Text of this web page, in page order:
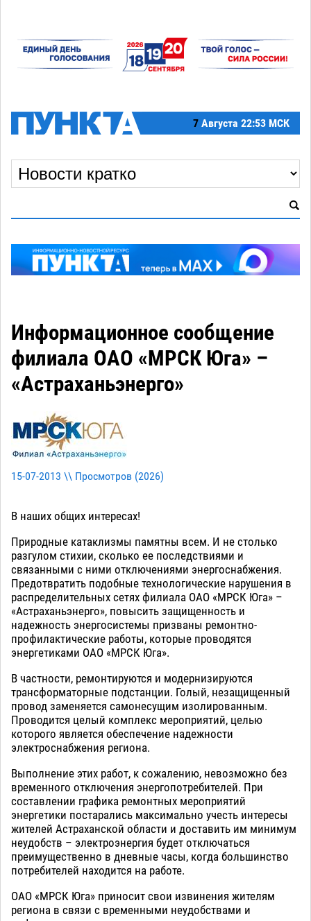
7 Августа 22:53 МСК
Информационное сообщение
филиала ОАО «МРСК Юга» –
«Астраханьэнерго»
15-07-2013 \\ Просмотров (2026)
В наших общих интересах!
Природные катаклизмы памятны всем. И не столько
разгулом стихии, сколько ее последствиями и
связанными с ними отключениями энергоснабжения.
Предотвратить подобные технологические нарушения в
распределительных сетях филиала ОАО «МРСК Юга» –
«Астраханьэнерго», повысить защищенность и
надежность энергосистемы призваны ремонтно-
профилактические работы, которые проводятся
энергетиками ОАО «МРСК Юга».
В частности, ремонтируются и модернизируются
трансформаторные подстанции. Голый, незащищенный
провод заменяется самонесущим изолированным.
Проводится целый комплекс мероприятий, целью
которого является обеспечение надежности
электроснабжения региона.
Выполнение этих работ, к сожалению, невозможно без
временного отключения энергопотребителей. При
составлении графика ремонтных мероприятий
энергетики постарались максимально учесть интересы
жителей Астраханской области и доставить им минимум
неудобств – электроэнергия будет отключаться
преимущественно в дневные часы, когда большинство
потребителей находится на работе.
ОАО «МРСК Юга» приносит свои извинения жителям
региона в связи с временными неудобствами и